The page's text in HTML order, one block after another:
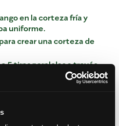
en la corteza fría y
uniforme.
crear una corteza de
5 tiras paralelas a través
1 pulgada de
del pastel.